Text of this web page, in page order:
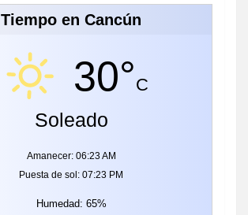
Tiempo en Cancún
30°C
Soleado
Amanecer: 06:23 AM
Puesta de sol: 07:23 PM
Humedad: 65%